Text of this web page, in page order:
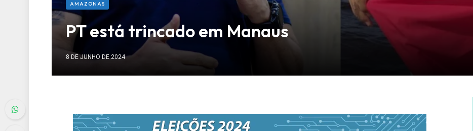
AMAZONAS
PT está trincado em Manaus
8 DE JUNHO DE 2024